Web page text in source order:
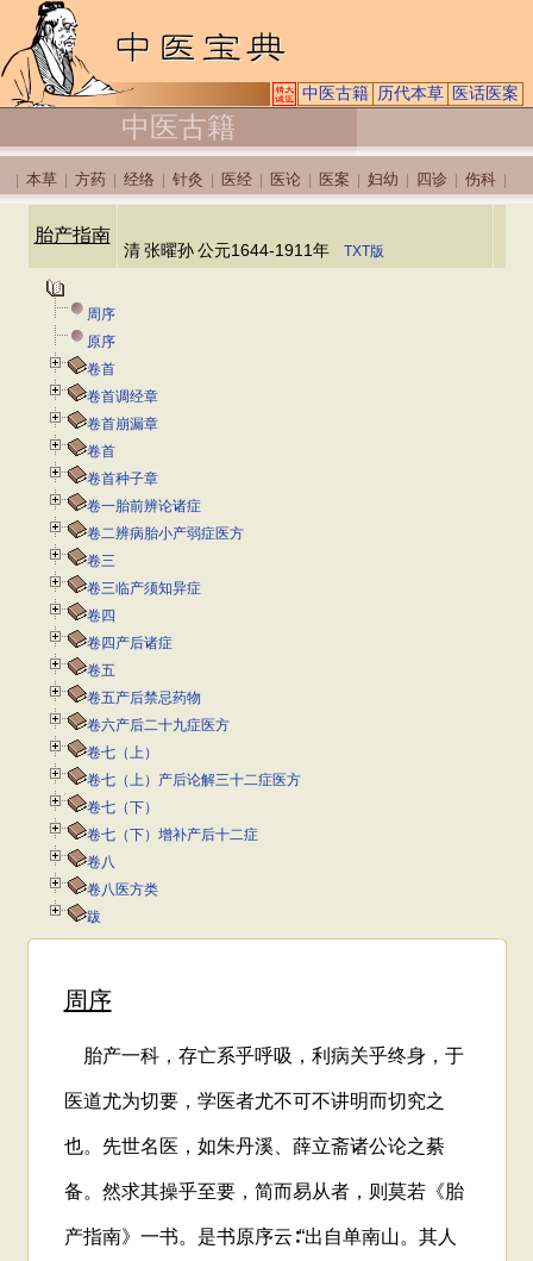
中医古籍 历代本草 医话医案
中医古籍
本草 方药 经络 针灸 医经 医论 医案 妇幼 四诊 伤科
胎产指南
清 张曜孙 公元1644-1911年 TXT版
周序
原序
卷首
卷首调经章
卷首崩漏章
卷首
卷首种子章
卷一胎前辨论诸症
卷二辨病胎小产弱症医方
卷三
卷三临产须知异症
卷四
卷四产后诸症
卷五
卷五产后禁忌药物
卷六产后二十九症医方
卷七（上）
卷七（上）产后论解三十二症医方
卷七（下）
卷七（下）增补产后十二症
卷八
卷八医方类
跋